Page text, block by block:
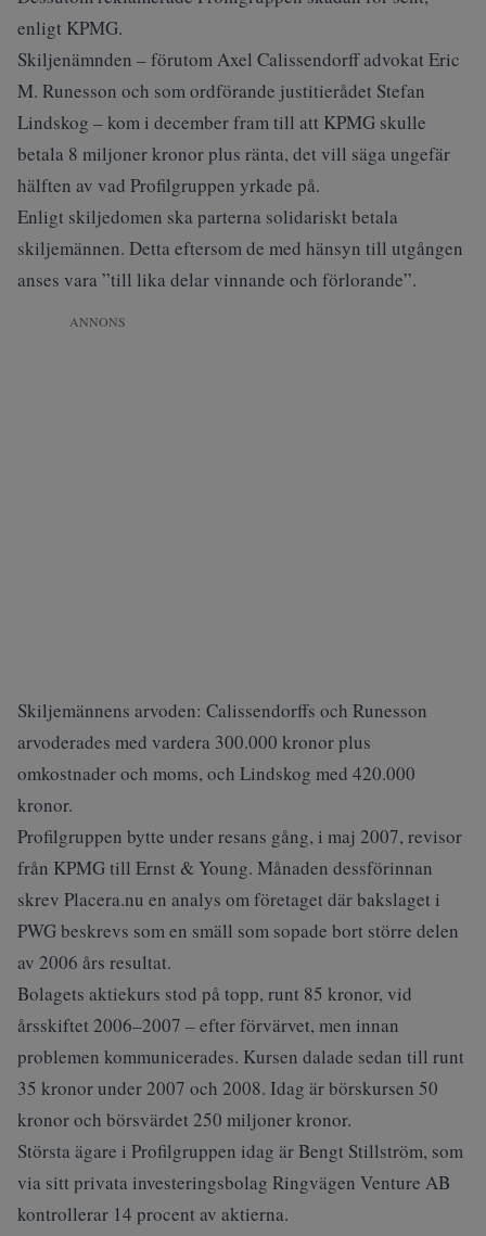
enligt KPMG.
Skiljenämnden – förutom Axel Calissendorff advokat Eric
M. Runesson och som ordförande justitierådet Stefan
Lindskog – kom i december fram till att KPMG skulle
betala 8 miljoner kronor plus ränta, det vill säga ungefär
hälften av vad Profilgruppen yrkade på.
Enligt skiljedomen ska parterna solidariskt betala
skiljemännen. Detta eftersom de med hänsyn till utgången
anses vara ”till lika delar vinnande och förlorande”.
ANNONS
Skiljemännens arvoden: Calissendorffs och Runesson
arvoderades med vardera 300.000 kronor plus
omkostnader och moms, och Lindskog med 420.000
kronor.
Profilgruppen bytte under resans gång, i maj 2007, revisor
från KPMG till Ernst & Young. Månaden dessförinnan
skrev Placera.nu en analys om företaget där bakslaget i
PWG beskrevs som en smäll som sopade bort större delen
av 2006 års resultat.
Bolagets aktiekurs stod på topp, runt 85 kronor, vid
årsskiftet 2006–2007 – efter förvärvet, men innan
problemen kommunicerades. Kursen dalade sedan till runt
35 kronor under 2007 och 2008. Idag är börskursen 50
kronor och börsvärdet 250 miljoner kronor.
Största ägare i Profilgruppen idag är Bengt Stillström, som
via sitt privata investeringsbolag Ringvägen Venture AB
kontrollerar 14 procent av aktierna.